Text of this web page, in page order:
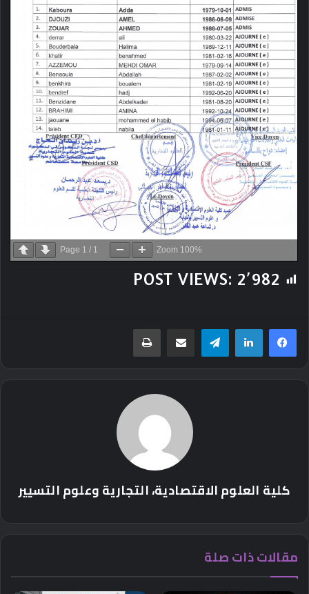
Page 1 / 1 Zoom 100%
POST VIEWS: 2٬982
تيلقرام مشاركة عبر البريد طباعة
كلية العلوم الاقتصادية، التجارية وعلوم التسيير
مقالات ذات صلة